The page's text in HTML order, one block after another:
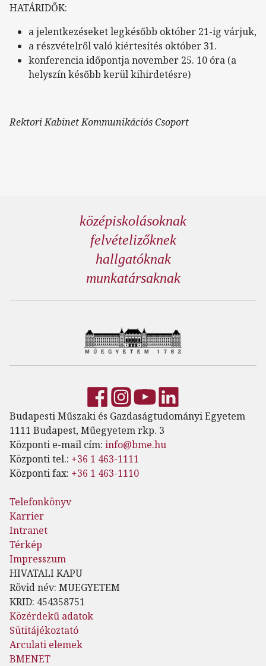
HATÁRIDŐK:
a jelentkezéseket legkésőbb október 21-ig várjuk,
a részvételről való kiértesítés október 31.
konferencia időpontja november 25. 10 óra (a
helyszín később kerül kihirdetésre)
Rektori Kabinet Kommunikációs Csoport
középiskolásoknak
felvételizőknek
hallgatóknak
munkatársaknak
Budapesti Műszaki és Gazdaságtudományi Egyetem
1111 Budapest, Műegyetem rkp. 3
Központi e-mail cím: info@bme.hu
Központi tel.: +36 1 463-1111
Központi fax: +36 1 463-1110
Telefonkönyv
Karrier
Intranet
Térkép
Impresszum
HIVATALI KAPU
Rövid név: MUEGYETEM
KRID: 454358751
Közérdekű adatok
Sütitájékoztató
Arculati elemek
BMENET